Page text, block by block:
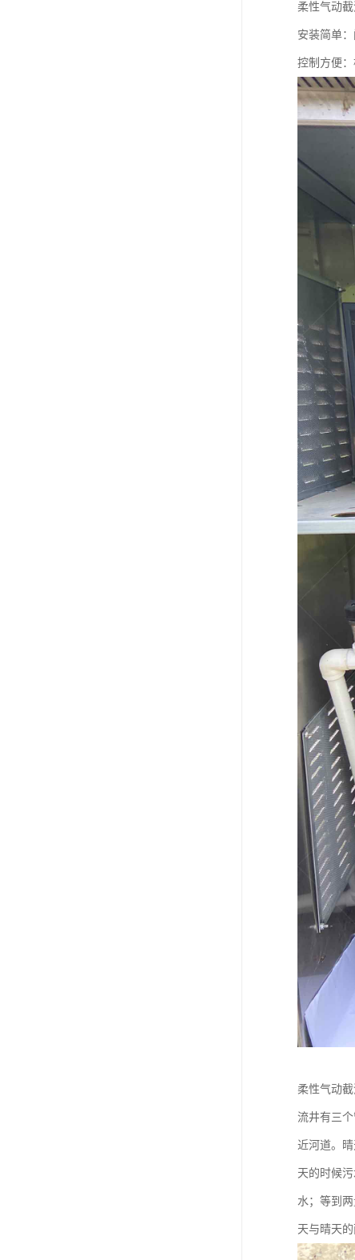
柔性气动
安装简单
控制方便
柔性气动
流井有三
近河道。
天的时候
水；等到
天与晴天